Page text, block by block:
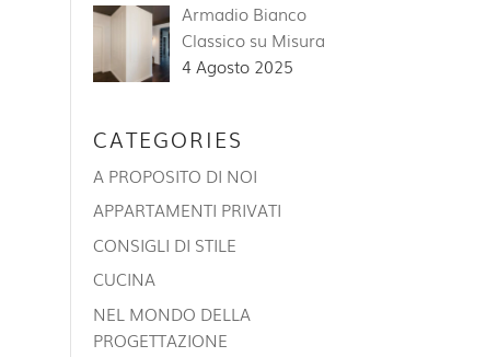
Armadio Bianco
Classico su Misura
4 Agosto 2025
CATEGORIES
A PROPOSITO DI NOI
APPARTAMENTI PRIVATI
CONSIGLI DI STILE
CUCINA
NEL MONDO DELLA
PROGETTAZIONE